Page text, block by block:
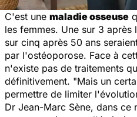
C'est une maladie osseuse
les femmes. Une sur 3 après
sur cinq après 50 ans
par l'ostéoporose. Face à
n'existe pas de traitements
définitivement. "Mais un
permettre de limiter
Dr Jean-Marc Sène, dans ce